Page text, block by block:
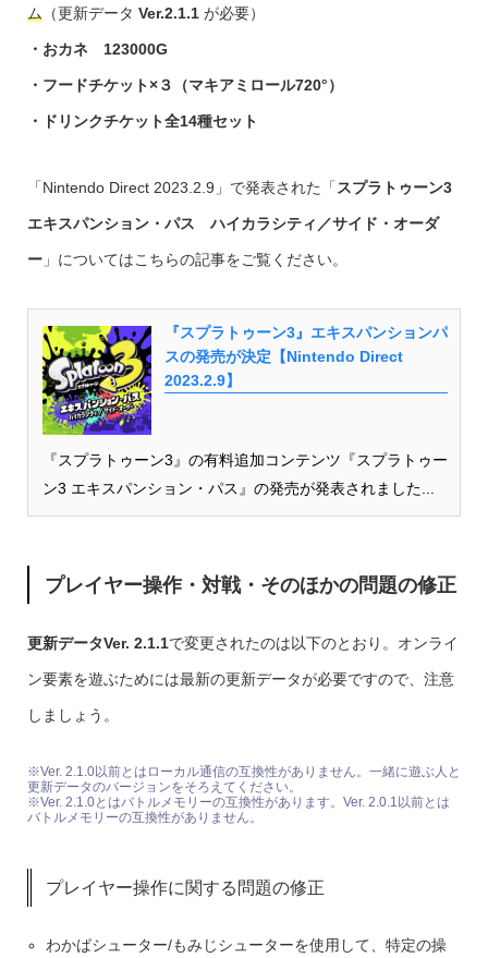
ム（更新データ Ver.2.1.1が必要）
・おカネ 123000G
・フードチケット×３（マキアミロール720°）
・ドリンクチケット全14種セット
「Nintendo Direct 2023.2.9」で発表された「 スプラトゥーン3
エキスパンション・パス ハイカラシティ／サイド・オーダ
ー」についてはこちらの記事をご覧ください。
『スプラトゥーン3』エキスパンションパ
スの発売が決定【Nintendo Direct
2023.2.9】
『スプラトゥーン3』の有料追加コンテンツ『スプラトゥー
ン3 エキスパンション・パス』の発売が発表されました...
プレイヤー操作・対戦・そのほかの問題の修正
更新データVer. 2.1.1で変更されたのは以下のとおり。オンライ
ン要素を遊ぶためには最新の更新データが必要ですので、注意
しましょう。
※Ver. 2.1.0以前とはローカル通信の互換性がありません。一緒に遊ぶ人と
更新データのバージョンをそろえてください。
※Ver. 2.1.0とはバトルメモリーの互換性があります。Ver. 2.0.1以前とは
バトルメモリーの互換性がありません。
プレイヤー操作に関する問題の修正
わかばシューター/もみじシューターを使用して、特定の操